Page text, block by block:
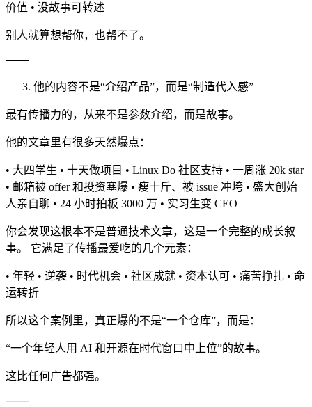
价值 • 没故事可转述
别人就算想帮你，也帮不了。
───
他的内容不是“介绍产品”，而是“制造代入感”
最有传播力的，从来不是参数介绍，而是故事。
他的文章里有很多天然爆点：
• 大四学生 • 十天做项目 • Linux Do 社区支持 • 一周涨 20k star
• 邮箱被 offer 和投资塞爆 • 瘦十斤、被 issue 冲垮 • 盛大创始
人亲自聊 • 24 小时拍板 3000 万 • 实习生变 CEO
你会发现这根本不是普通技术文章，这是一个完整的成长叙
事。 它满足了传播最爱吃的几个元素：
• 年轻 • 逆袭 • 时代机会 • 社区成就 • 资本认可 • 痛苦挣扎 • 命
运转折
所以这个案例里，真正爆的不是“一个仓库”，而是：
“一个年轻人用 AI 和开源在时代窗口中上位”的故事。
这比任何广告都强。
───